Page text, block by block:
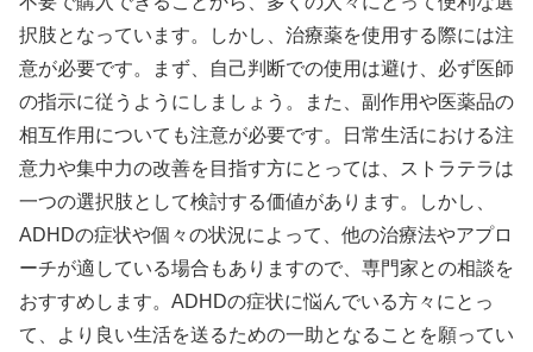
択肢となっています。しかし、治療薬を使用する際には注
意が必要です。まず、自己判断での使用は避け、必ず医師
の指示に従うようにしましょう。また、副作用や医薬品の
相互作用についても注意が必要です。日常生活における注
意力や集中力の改善を目指す方にとっては、ストラテラは
一つの選択肢として検討する価値があります。しかし、
ADHDの症状や個々の状況によって、他の治療法やアプロ
ーチが適している場合もありますので、専門家との相談を
おすすめします。ADHDの症状に悩んでいる方々にとっ
て、より良い生活を送るための一助となることを願ってい